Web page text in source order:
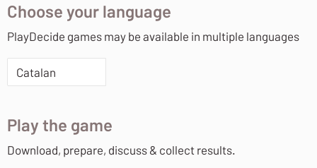
Choose your language
PlayDecide games may be available in multiple languages
Catalan
Play the game
Download, prepare, discuss & collect results.